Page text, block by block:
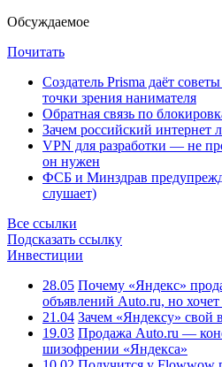
Обсуждаемое
Почитать
Создатель Prisma даёт
точки зрения нанимателя
Обратная связь по
Зачем российский интернет
VPN для разработки — не
он нужен
ФСБ и Минздрав
слушает)
Все ссылки
Подсказать ссылку
Инвестиции
28.05 Почему «Яндекс»
объявлений Auto.ru, но
21.04 Зачем «Яндексу» свой
19.03 Продажа Auto.ru —
шизофрении «Яндекса»